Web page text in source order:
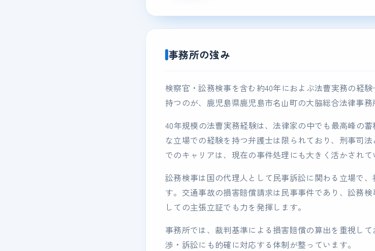
事務所の強み
検察官・訟務検事を含む約40年におよぶ法曹実務の経
持つのが、鹿児島県鹿児島市名山町の大脇総合法律事務
40年規模の法曹実務経験は、法律家の中でも最高峰の
な立場での経験を持つ弁護士は限られており、刑事司
でのキャリアは、現在の事件処理にも大きく活かされて
訟務検事は国の代理人として民事訴訟に関わる立場で
す。交通事故の損害賠償請求は民事事件であり、訟務
しての主張立証でも力を発揮します。
事務所では、裁判基準による損害賠償の算出を重視し
渉・訴訟にも的確に対応する体制が整っています。